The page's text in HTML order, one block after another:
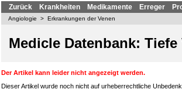
Zurück Krankheiten Medikamente Erreger
Angiologie > Erkrankungen der Venen
Medicle Datenbank:
Der Artikel kann leider nicht angezeigt werden.
Dieser Artikel wurde noch nicht auf urheberrechtliche